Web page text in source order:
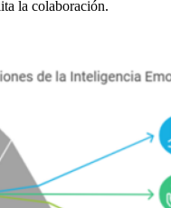
la colaboración.